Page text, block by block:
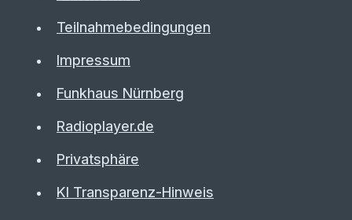
Teilnahmebedingungen
Impressum
Funkhaus Nürnberg
Radioplayer.de
Privatsphäre
KI Transparenz-Hinweis